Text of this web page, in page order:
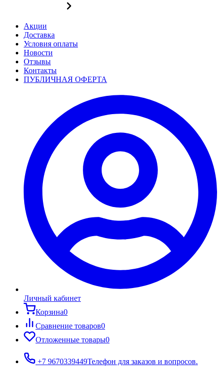
Акции
Доставка
Условия оплаты
Новости
Отзывы
Контакты
ПУБЛИЧНАЯ ОФЕРТА
Личный кабинет
Корзина0
Сравнение товаров0
Отложенные товары0
+7 9670339449Телефон для заказов и вопросов.